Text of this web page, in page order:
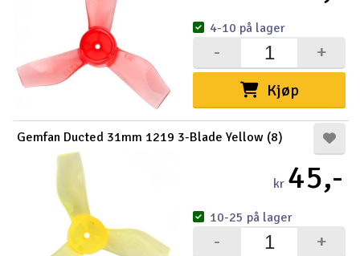
Kjøp
+
-
4-10 på lager
Gemfan Ducted 31mm 1219 3-Blade Yellow (8)
kr 45,-
+
-
10-25 på lager